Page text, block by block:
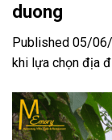
duong
Published 05/
khi lựa chọn địa